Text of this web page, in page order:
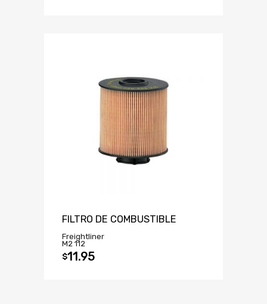
FILTRO DE COMBUSTIBLE
Freightliner
M2 112
$11.95